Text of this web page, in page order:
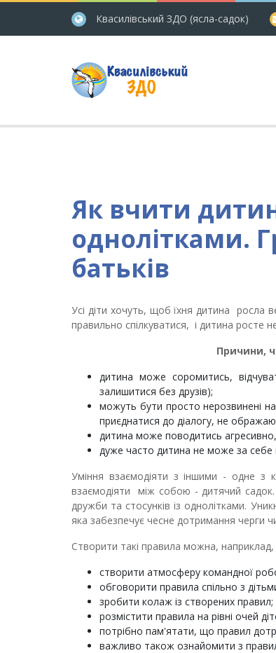
Квасилівський ЗДО (ясла-садок)
Як вчити
однолітками.
батьків
Усі діти хочуть, щоб їхня дитина росла
правильно спілкуватися, і дитина росте
Причини,
дитина може соромитись,
залишитися без друзів);
можуть бути просто нерозвинені
приєднатися до діалогу, не
дитина може поводитись
дуже часто дитина не може за себе
Уміння взаємодіяти з іншими - одне з
взаємодіяти між собою - дитячий
дружби та стосунків із однолітками.
яка забезпечує чесне дотримання черги
Створити такі правила можна, наприклад,
створити атмосферу командної
обговорити правила спільно з
зробити колаж із створених правил;
розмістити правила на рівні очей
потрібно пам'ятати, що правил
важливо також ознайомити з